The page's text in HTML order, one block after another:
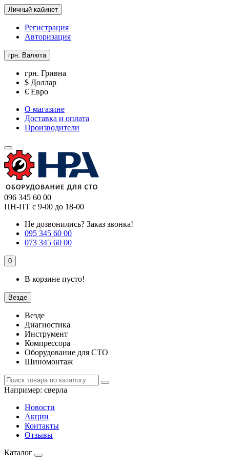
Личный кабинет
Регистрация
Авторизация
грн. Валюта
грн. Гривна
$ Доллар
€ Евро
О магазине
Доставка и оплата
Производители
096 345 60 00
ПН-ПТ с 9-00 до 18-00
Не дозвонились? Заказ звонка!
095 345 60 00
073 345 60 00
0
В корзине пусто!
Везде
Везде
Диагностика
Инструмент
Компрессора
Оборудование для СТО
Шиномонтаж
Например: сверла
Новости
Акции
Контакты
Отзывы
Каталог